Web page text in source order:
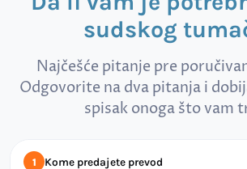
sudskog
Najčešće pitanje pre
Odgovorite na dva pitanja i
spisak onoga što vam
1 Kome predajete prevod